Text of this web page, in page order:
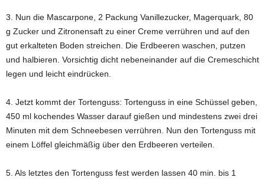
3. Nun die Mascarpone, 2 Packung Vanillezucker, Magerquark, 80
g Zucker und Zitronensaft zu einer Creme verrühren und auf den
gut erkalteten Boden streichen. Die Erdbeeren waschen, putzen
und halbieren. Vorsichtig dicht nebeneinander auf die Cremeschicht
legen und leicht eindrücken.
4. Jetzt kommt der Tortenguss: Tortenguss in eine Schüssel geben,
450 ml kochendes Wasser darauf gießen und mindestens zwei drei
Minuten mit dem Schneebesen verrühren. Nun den Tortenguss mit
einem Löffel gleichmäßig über den Erdbeeren verteilen.
5. Als letztes den Tortenguss fest werden lassen 40 min. bis 1